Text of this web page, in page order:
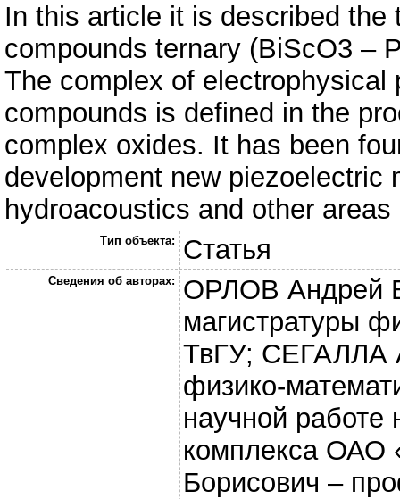
In this article it is described
compounds ternary (BiScO3 –
The complex of electrophysical
compounds is defined in the
complex oxides. It has been
development new piezoelectric
hydroacoustics and other
Тип объекта: Статья
Сведения об авторах:
ОРЛОВ Андрей
магистратуры
ТвГУ; СЕГАЛЛА
физико-
научной работе
комплекса
Борисович –